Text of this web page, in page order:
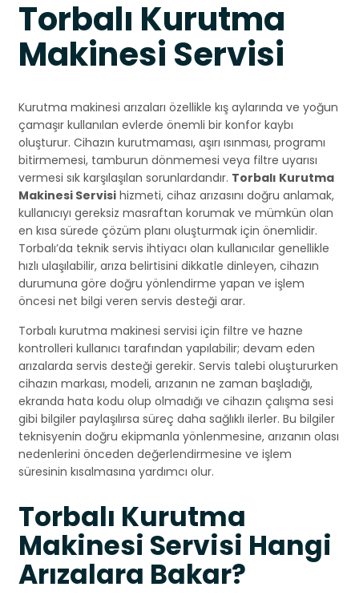
Torbalı Kurutma
Makinesi Servisi
Kurutma makinesi arızaları özellikle kış aylarında ve yoğun
çamaşır kullanılan evlerde önemli bir konfor kaybı
oluşturur. Cihazın kurutmaması, aşırı ısınması, programı
bitirmemesi, tamburun dönmemesi veya filtre uyarısı
vermesi sık karşılaşılan sorunlardandır. Torbalı Kurutma
Makinesi Servisi hizmeti, cihaz arızasını doğru anlamak,
kullanıcıyı gereksiz masraftan korumak ve mümkün olan
en kısa sürede çözüm planı oluşturmak için önemlidir.
Torbalı’da teknik servis ihtiyacı olan kullanıcılar genellikle
hızlı ulaşılabilir, arıza belirtisini dikkatle dinleyen, cihazın
durumuna göre doğru yönlendirme yapan ve işlem
öncesi net bilgi veren servis desteği arar.
Torbalı kurutma makinesi servisi için filtre ve hazne
kontrolleri kullanıcı tarafından yapılabilir; devam eden
arızalarda servis desteği gerekir. Servis talebi oluştururken
cihazın markası, modeli, arızanın ne zaman başladığı,
ekranda hata kodu olup olmadığı ve cihazın çalışma sesi
gibi bilgiler paylaşılırsa süreç daha sağlıklı ilerler. Bu bilgiler
teknisyenin doğru ekipmanla yönlenmesine, arızanın olası
nedenlerini önceden değerlendirmesine ve işlem
süresinin kısalmasına yardımcı olur.
Torbalı Kurutma
Makinesi Servisi Hangi
Arızalara Bakar?